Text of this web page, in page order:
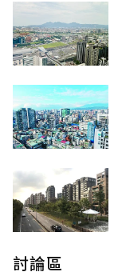
討論區